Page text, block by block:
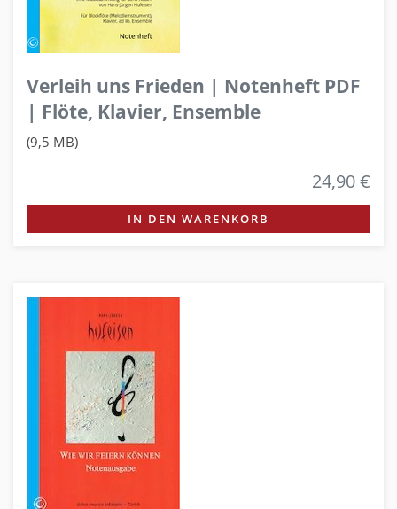
Verleih uns Frieden | Notenheft PDF
| Flöte, Klavier, Ensemble
(9,5 MB)
24,90 €
IN DEN WARENKORB